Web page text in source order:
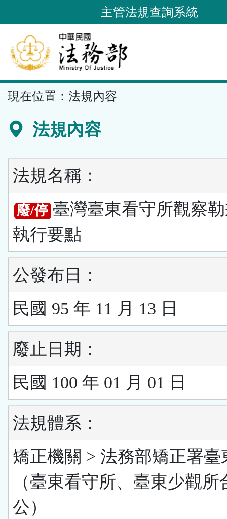
到
要
內
容
區
主管法規查詢系統
現在位置： 法規內容
法規內容
法規名稱：
廢/停 臺灣臺東看守所觀察
執行要點
公發布日：
民國 95 年 11 月 13 日
廢止日期：
民國 100 年 01 月 01 日
法規體系：
矯正機關 > 法務部矯正署臺
（臺東看守所、臺東少觀所
公）